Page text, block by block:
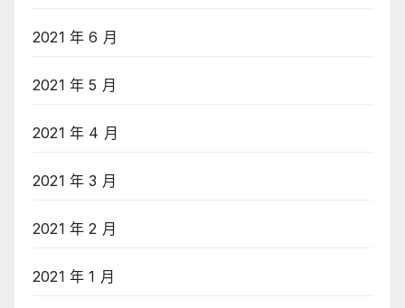
2021 年 6 月
2021 年 5 月
2021 年 4 月
2021 年 3 月
2021 年 2 月
2021 年 1 月